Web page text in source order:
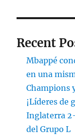
Recent
Mbappé
en una
Champions
¡Líderes de
Inglaterra
del Grupo L